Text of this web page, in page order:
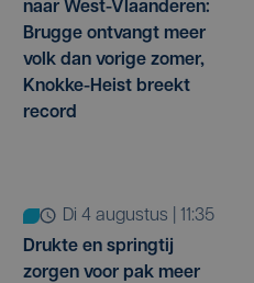
naar West-Vlaanderen:
Brugge ontvangt meer
volk dan vorige zomer,
Knokke-Heist breekt
record
di 4 augustus | 11:35
Drukte en springtij
zorgen voor pak meer